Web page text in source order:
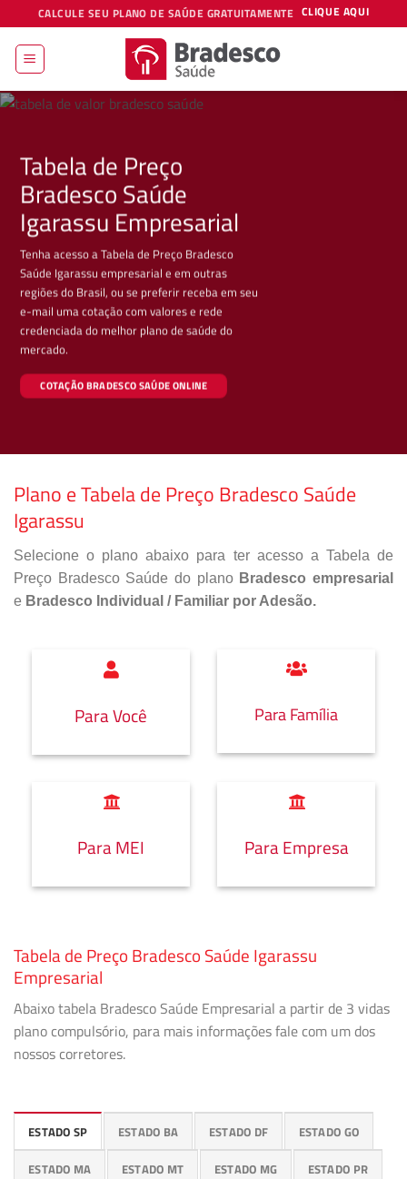
to
content
CALCULE SEU PLANO DE SAÚDE GRATUITAMENTE CLIQUE AQUI
Tabela de Preço
Bradesco Saúde
Igarassu Empresarial
Tenha acesso a Tabela de Preço Bradesco
Saúde Igarassu empresarial e em outras
regiões do Brasil, ou se preferir receba em seu
e-mail uma cotação com valores e rede
credenciada do melhor plano de saúde do
mercado.
COTAÇÃO BRADESCO SAÚDE ONLINE
Plano e Tabela de Preço Bradesco Saúde
Igarassu
Selecione o plano abaixo para ter acesso a Tabela de
Preço Bradesco Saúde do plano Bradesco empresarial
e Bradesco Individual / Familiar por Adesão.
Para Você Para Família
Para MEI Para Empresa
Tabela de Preço Bradesco Saúde Igarassu
Empresarial
Abaixo tabela Bradesco Saúde Empresarial a partir de 3 vidas
plano compulsório, para mais informações fale com um dos
nossos corretores.
ESTADO SP ESTADO BA ESTADO DF ESTADO GO
ESTADO MA ESTADO MT ESTADO MG ESTADO PR